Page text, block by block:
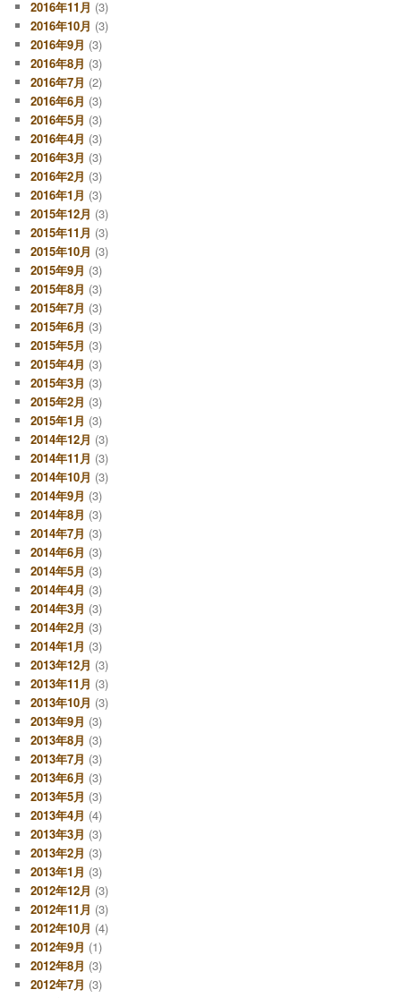
2016年11月 (3)
2016年10月 (3)
2016年9月 (3)
2016年8月 (3)
2016年7月 (2)
2016年6月 (3)
2016年5月 (3)
2016年4月 (3)
2016年3月 (3)
2016年2月 (3)
2016年1月 (3)
2015年12月 (3)
2015年11月 (3)
2015年10月 (3)
2015年9月 (3)
2015年8月 (3)
2015年7月 (3)
2015年6月 (3)
2015年5月 (3)
2015年4月 (3)
2015年3月 (3)
2015年2月 (3)
2015年1月 (3)
2014年12月 (3)
2014年11月 (3)
2014年10月 (3)
2014年9月 (3)
2014年8月 (3)
2014年7月 (3)
2014年6月 (3)
2014年5月 (3)
2014年4月 (3)
2014年3月 (3)
2014年2月 (3)
2014年1月 (3)
2013年12月 (3)
2013年11月 (3)
2013年10月 (3)
2013年9月 (3)
2013年8月 (3)
2013年7月 (3)
2013年6月 (3)
2013年5月 (3)
2013年4月 (4)
2013年3月 (3)
2013年2月 (3)
2013年1月 (3)
2012年12月 (3)
2012年11月 (3)
2012年10月 (4)
2012年9月 (1)
2012年8月 (3)
2012年7月 (3)